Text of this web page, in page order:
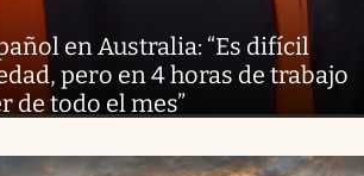
en Australia: “Es difícil
pero en 4 horas de trabajo
de todo el mes”